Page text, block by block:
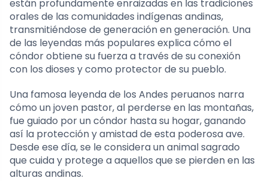
están profundamente enraizadas en las tradiciones
orales de las comunidades indígenas andinas,
transmitiéndose de generación en generación. Una
de las leyendas más populares explica cómo el
cóndor obtiene su fuerza a través de su conexión
con los dioses y como protector de su pueblo.
Una famosa leyenda de los Andes peruanos narra
cómo un joven pastor, al perderse en las montañas,
fue guiado por un cóndor hasta su hogar, ganando
así la protección y amistad de esta poderosa ave.
Desde ese día, se le considera un animal sagrado
que cuida y protege a aquellos que se pierden en las
alturas andinas.